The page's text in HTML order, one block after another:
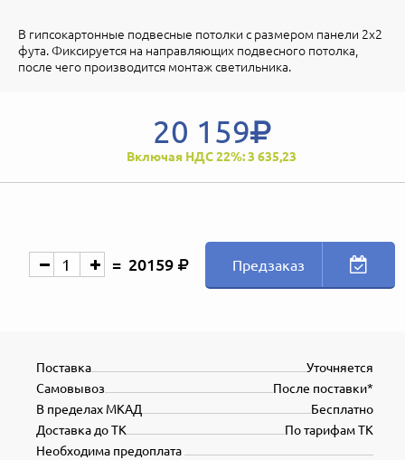
В гипсокартонные подвесные потолки с размером панели 2x2
фута. Фиксируется на направляющих подвесного потолка,
после чего производится монтаж светильника.
20 159
Включая НДС 22%: 3 635,23
20159 Предзаказ
Уточняется
Поставка
После поставки*
Самовывоз
Бесплатно
В пределах МКАД
По тарифам ТК
Доставка до ТК
Необходима предоплата